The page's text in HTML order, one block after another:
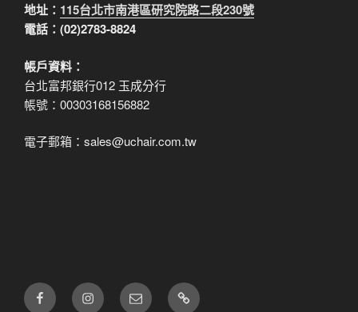
地址： 115台北市南港區研究院路二段230號
電話：(02)2783-8824
帳戶資料：
台北富邦銀行012 玉成分行
帳號：00303168156882
電子郵箱：sales@uchair.com.tw
FB IG
電
LINE